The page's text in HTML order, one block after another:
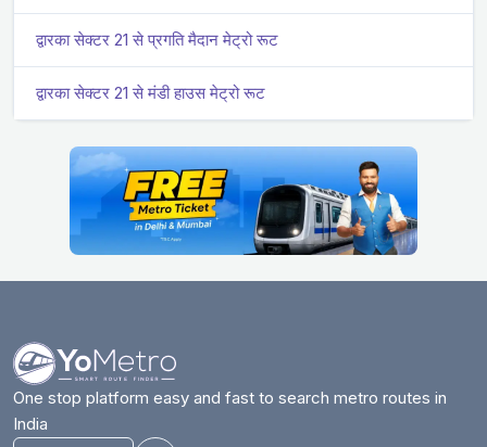
द्वारका सेक्टर 21 से प्रगति मैदान मेट्रो रूट
द्वारका सेक्टर 21 से मंडी हाउस मेट्रो रूट
One stop platform easy and fast to search metro routes in
India